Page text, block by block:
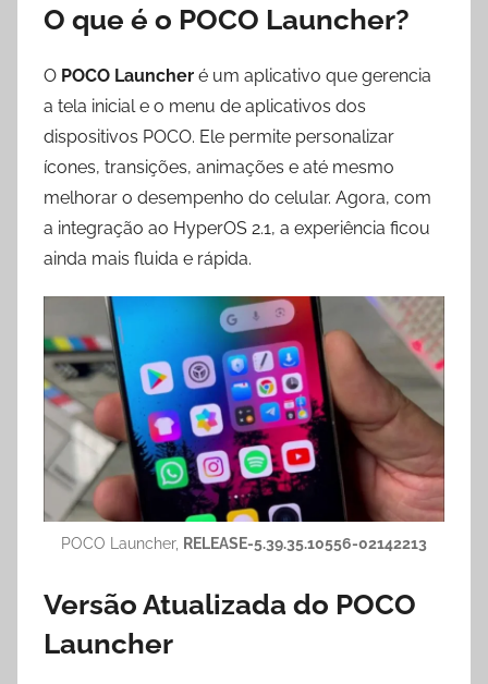
O que é o POCO Launcher?
O POCO Launcher é um aplicativo que gerencia
a tela inicial e o menu de aplicativos dos
dispositivos POCO. Ele permite personalizar
ícones, transições, animações e até mesmo
melhorar o desempenho do celular. Agora, com
a integração ao HyperOS 2.1, a experiência ficou
ainda mais fluida e rápida.
POCO Launcher, RELEASE-5.39.35.10556-02142213
Versão Atualizada do POCO
Launcher